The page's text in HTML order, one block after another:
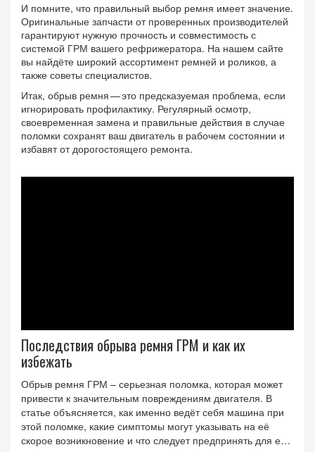
И помните, что правильный выбор ремня имеет значение.
Оригинальные запчасти от проверенных производителей
гарантируют нужную прочность и совместимость с
системой ГРМ вашего рефрижератора. На нашем сайте
вы найдёте широкий ассортимент ремней и роликов, а
также советы специалистов.
Итак, обрыв ремня — это предсказуемая проблема, если
игнорировать профилактику. Регулярный осмотр,
своевременная замена и правильные действия в случае
поломки сохранят ваш двигатель в рабочем состоянии и
избавят от дорогостоящего ремонта.
Последствия обрыва ремня ГРМ и как их
избежать
Обрыв ремня ГРМ – серьезная поломка, которая может
привести к значительным повреждениям двигателя. В
статье объясняется, как именно ведёт себя машина при
этой поломке, какие симптомы могут указывать на её
скорое возникновение и что следует предпринять для её